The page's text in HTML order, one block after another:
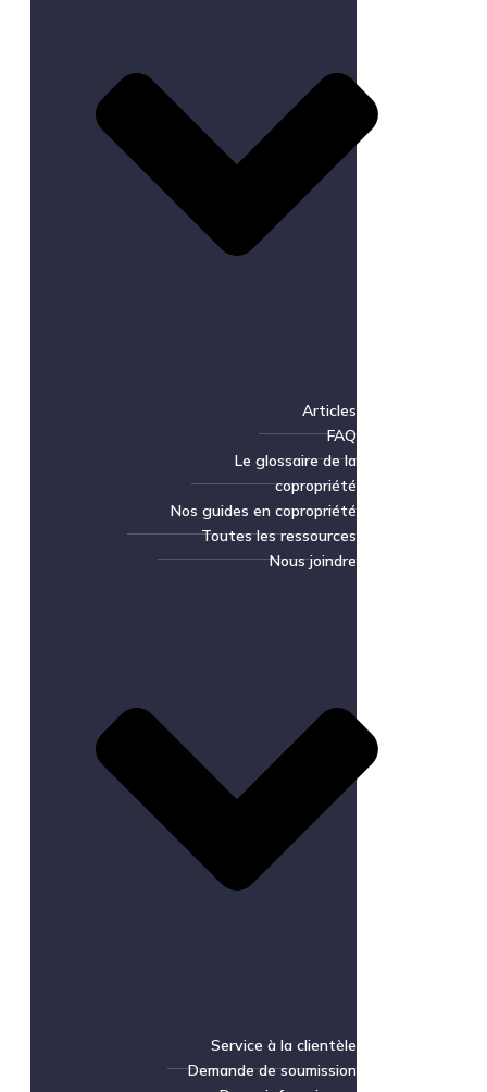
Articles
FAQ
Le glossaire de la
copropriété
Nos guides en copropriété
Toutes les ressources
Nous joindre
Service à la clientèle
Demande de soumission